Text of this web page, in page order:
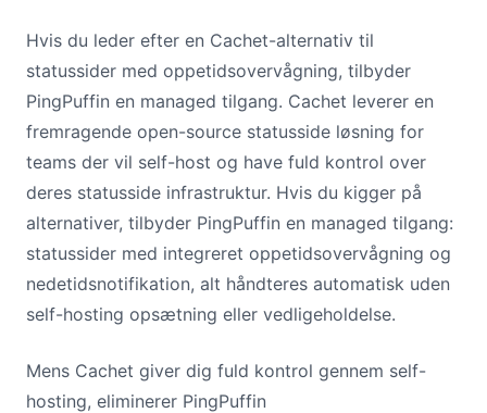
Hvis du leder efter en Cachet-alternativ til
statussider med oppetidsovervågning, tilbyder
PingPuffin en managed tilgang. Cachet leverer en
fremragende open-source statusside løsning for
teams der vil self-host og have fuld kontrol over
deres statusside infrastruktur. Hvis du kigger på
alternativer, tilbyder PingPuffin en managed tilgang:
statussider med integreret oppetidsovervågning og
nedetidsnotifikation, alt håndteres automatisk uden
self-hosting opsætning eller vedligeholdelse.
Mens Cachet giver dig fuld kontrol gennem self-
hosting, eliminerer PingPuffin